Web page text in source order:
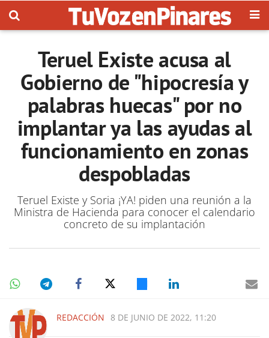
Teruel Existe acusa al
Gobierno de "hipocresía y
palabras huecas" por no
implantar ya las ayudas al
funcionamiento en zonas
despobladas
Teruel Existe y Soria ¡YA! piden una reunión a la
Ministra de Hacienda para conocer el calendario
concreto de su implantación
REDACCIÓN 8 DE JUNIO DE 2022, 11:20